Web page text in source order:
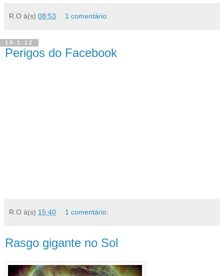
R.O à(s) 08:53 1 comentário:
19.1.12
Perigos do Facebook
R.O à(s) 15:40 1 comentário:
Rasgo gigante no Sol